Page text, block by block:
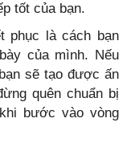
tốt của bạn.
phục là cách bạn
của mình. Nếu
sẽ tạo được ấn
quên chuẩn bị
bước vào vòng